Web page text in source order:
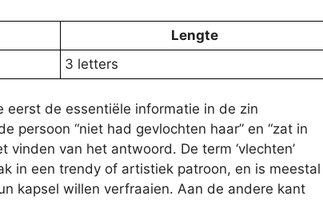
Lengte
3 letters
eerst de essentiële informatie in de zin
persoon “niet had gevlochten haar” en “zat in
vinden van het antwoord. De term ‘vlechten’
in een trendy of artistiek patroon, en is meestal
kapsel willen verfraaien. Aan de andere kant